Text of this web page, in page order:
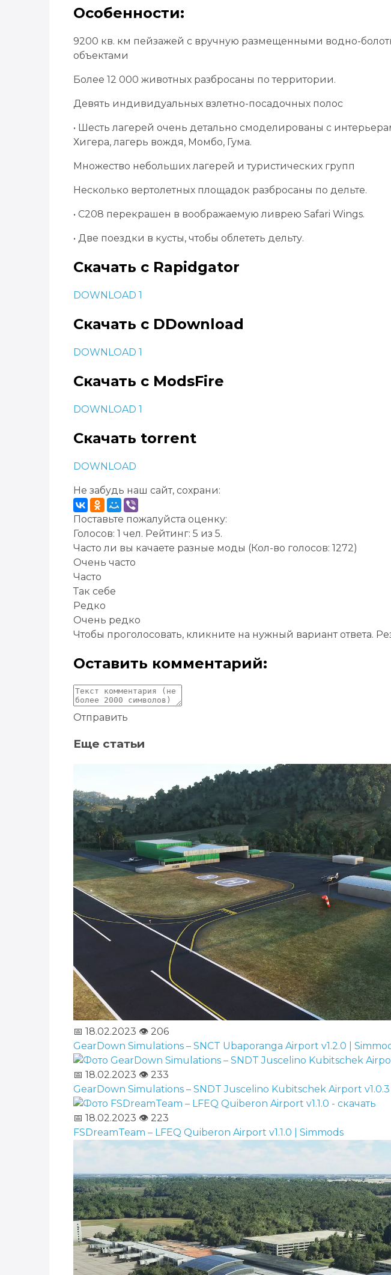
Особенности:
9200 кв. км пейзажей с вручную размещенными водно-
объектами
Более 12 000 животных разбросаны по территории.
Девять индивидуальных взлетно-посадочных полос
• Шесть лагерей очень детально смоделированы с
Хигера, лагерь вождя, Момбо, Гума.
Множество небольших лагерей и туристических групп
Несколько вертолетных площадок разбросаны по дельте.
• C208 перекрашен в воображаемую ливрею Safari Wings.
• Две поездки в кусты, чтобы облететь дельту.
Скачать с Rapidgator
DOWNLOAD 1
Скачать с DDownload
DOWNLOAD 1
Скачать с ModsFire
DOWNLOAD 1
Скачать torrent
DOWNLOAD
Не забудь наш сайт, сохрани:
Поставьте пожалуйста оценку:
Голосов: 1 чел. Рейтинг: 5 из 5.
Часто ли вы качаете разные моды (Кол-во голосов: 1272)
Очень часто
Часто
Так себе
Редко
Очень редко
Чтобы проголосовать, кликните на нужный вариант ответа.
Оставить комментарий:
Отправить
Еще статьи
📅 18.02.2023 👁️ 206
GearDown Simulations – SNCT Ubaporanga Airport v1.2.0 |
📅 18.02.2023 👁️ 233
GearDown Simulations – SNDT Juscelino Kubitschek Airport
📅 18.02.2023 👁️ 223
FSDreamTeam – LFEQ Quiberon Airport v1.1.0 | Simmods